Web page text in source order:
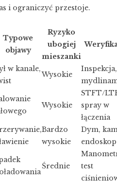
i ograniczyć przestoje.
Typowe
objawy
Ryzyko
ubogiej
mieszanki
w kanale,
Wysokie
Wysokie
STFT/
spray w
łączenia
Bardzo
wysokie
Dym,
Średnie
test